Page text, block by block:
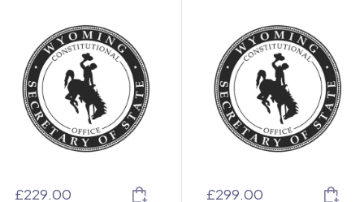
£229.00 £299.00